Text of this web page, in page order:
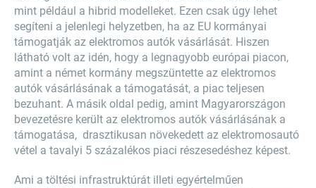
mint például a hibrid modelleket. Ezen csak úgy lehet
segíteni a jelenlegi helyzetben, ha az EU kormányai
támogatják az elektromos autók vásárlását. Hiszen
látható volt az idén, hogy a legnagyobb európai piacon,
amint a német kormány megszüntette az elektromos
autók vásárlásának a támogatását, a piac teljesen
bezuhant. A másik oldal pedig, amint Magyarországon
bevezetésre került az elektromos autók vásárlásának a
támogatása, drasztikusan növekedett az elektromosautó
vétel a tavalyi 5 százalékos piaci részesedéshez képest.
Ami a töltési infrastruktúrát illeti egyértelműen